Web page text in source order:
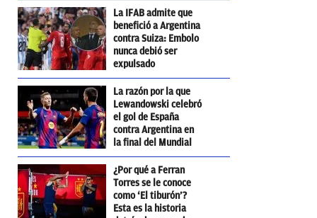
La IFAB admite que
benefició a Argentina
contra Suiza: Embolo
nunca debió ser
expulsado
La razón por la que
Lewandowski celebró
el gol de España
contra Argentina en
la final del Mundial
¿Por qué a Ferran
Torres se le conoce
como ‘El tiburón’?
Esta es la historia